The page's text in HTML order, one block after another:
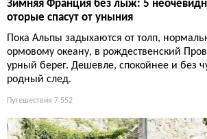
Зимняя Франция без лыж: 5
оторые спасут от уныния
Пока Альпы задыхаются от толп,
ормовому океану, в рождественский
урный берег. Дешевле, спокойнее и без
родный след.
Путешествия 7 552